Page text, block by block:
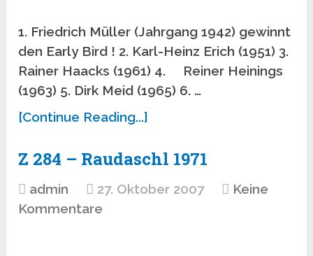
1. Friedrich Müller (Jahrgang 1942) gewinnt
den Early Bird ! 2. Karl-Heinz Erich (1951) 3.
Rainer Haacks (1961) 4. Reiner Heinings
(1963) 5. Dirk Meid (1965) 6. …
[Continue Reading...]
Z 284 – Raudaschl 1971
admin 27. Oktober 2007
Keine
Kommentare